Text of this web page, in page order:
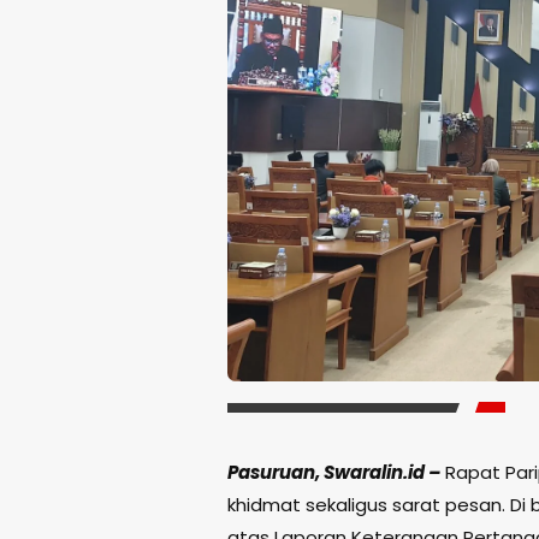
Pasuruan, Swaralin.id –Rapat
khidmat sekaligus sarat pesan.